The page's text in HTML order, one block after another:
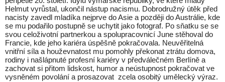
Helmut vyrůstal, ukončil nástup nacismu. Dobrodružný útěk před
nacisty zavedl mladíka nejprve do Asie a později do Austrálie, kde
se mu podařilo postupně se uchytit jako fotograf. Po sňatku se se
svou celoživotní partnerkou a spolupracovnicí June stěhoval do
Francie, kde jeho kariéra úspěšně pokračovala. Neuvěřitelná
vnitřní síla a houževnatost mu pomohly překonat ztrátu domova,
rodiny i našlápnuté profesní kariéry v předválečném Berlíně a
zachovat si přitom lidskost, humor a neústupnost pokračovat ve
vysněném povolání a prosazovat zcela osobitý umělecký výraz.